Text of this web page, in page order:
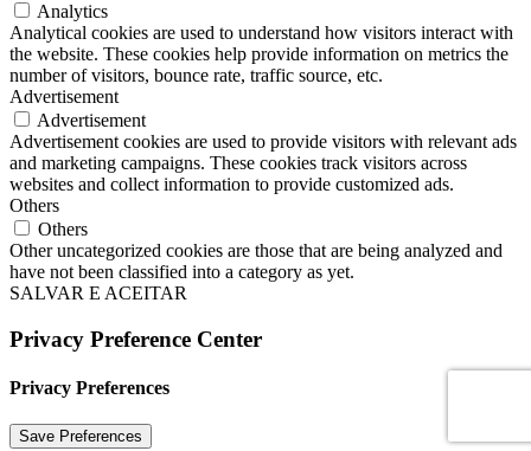
Analytics
Analytical cookies are used to understand how visitors interact with
the website. These cookies help provide information on metrics the
number of visitors, bounce rate, traffic source, etc.
Advertisement
Advertisement
Advertisement cookies are used to provide visitors with relevant ads
and marketing campaigns. These cookies track visitors across
websites and collect information to provide customized ads.
Others
Others
Other uncategorized cookies are those that are being analyzed and
have not been classified into a category as yet.
SALVAR E ACEITAR
Privacy Preference Center
Privacy Preferences